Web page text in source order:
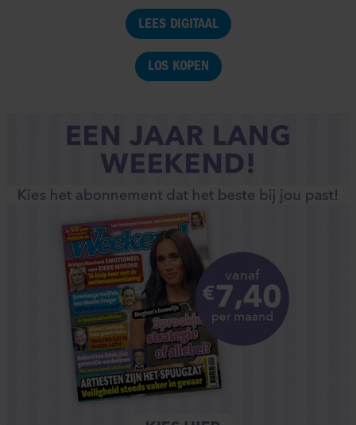
LEES DIGITAAL
LOS KOPEN